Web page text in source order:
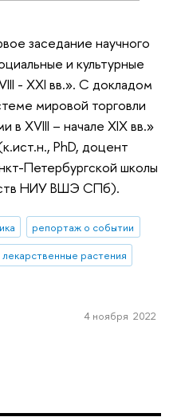
заседание научного
и культурные
- XXI вв.». С докладом
мировой торговли
в XVIII – начале XIX вв.»
PhD, доцент
Петербургской школы
НИУ ВШЭ СПб).
репортаж о событии
лекарственные растения
4 ноября 2022